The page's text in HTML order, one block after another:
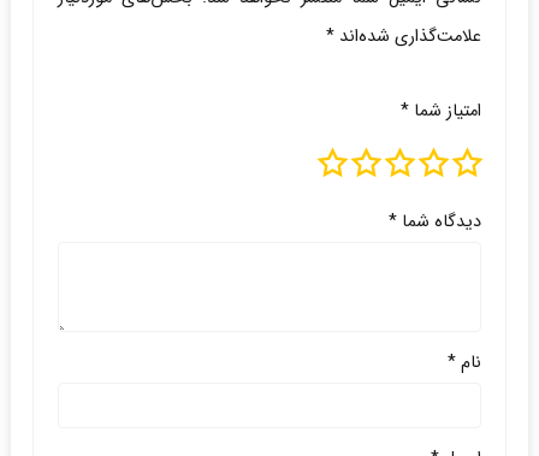
علامت‌گذاری شده‌اند *
امتیاز شما *
دیدگاه شما *
نام*